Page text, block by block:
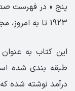
پنج » در فهرست صد
1923 تا به امروز، مجله تایم قرار گرفت.
این کتاب به
طبقه بندی شده
درآمد نوشته شده